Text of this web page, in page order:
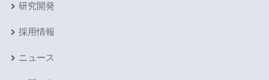
研究開発
採用情報
ニュース